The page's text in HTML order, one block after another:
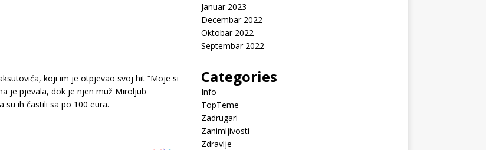
koji im je otpjevao svoj hit “Moje si
je pjevala, dok je njen muž Miroljub
su ih častili sa po 100 eura.
Januar 2023
Decembar 2022
Oktobar 2022
Septembar 2022
Categories
Info
TopTeme
Zadrugari
Zanimljivosti
Zdravlje